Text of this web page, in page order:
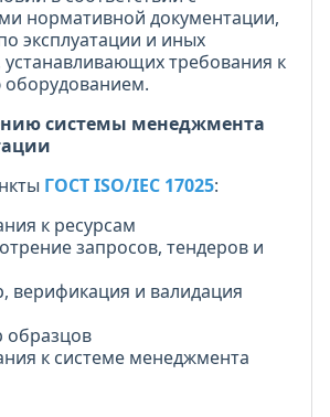
нормативной документации,
эксплуатации и иных
устанавливающих требования к
системы менеджмента
ГОСТ ISO/IEC 17025:
к ресурсам
запросов, тендеров и
верификация и валидация
образцов
к системе менеджмента